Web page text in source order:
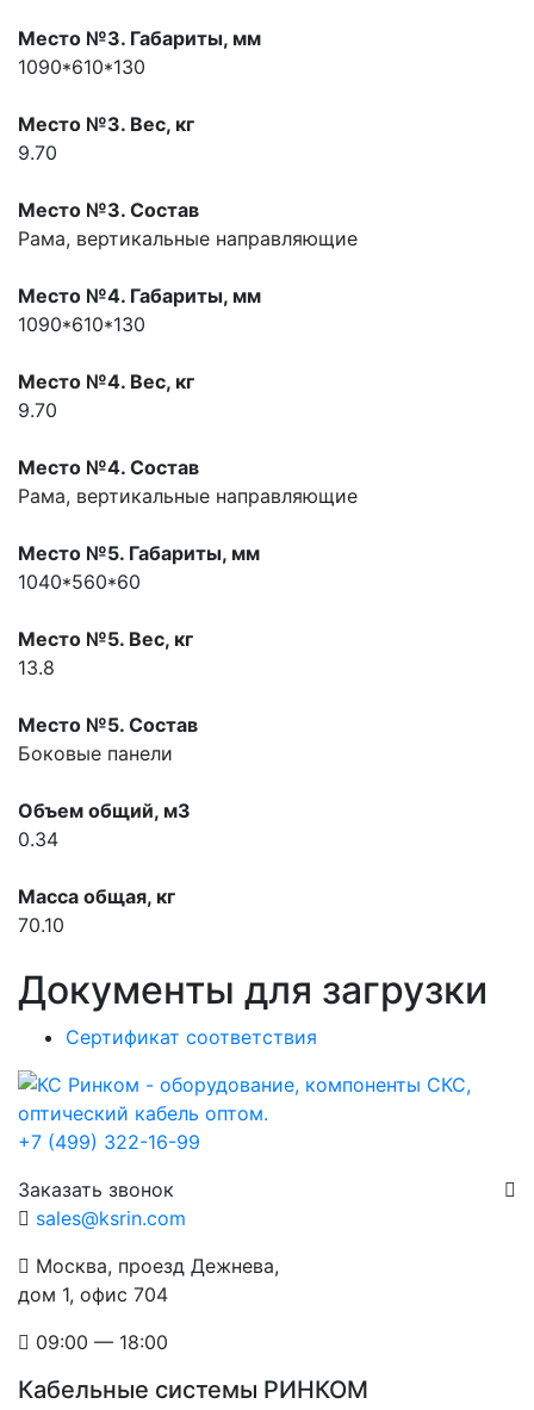
Место №3. Габариты, мм
1090*610*130
Место №3. Вес, кг
9.70
Место №3. Состав
Рама, вертикальные направляющие
Место №4. Габариты, мм
1090*610*130
Место №4. Вес, кг
9.70
Место №4. Состав
Рама, вертикальные направляющие
Место №5. Габариты, мм
1040*560*60
Место №5. Вес, кг
13.8
Место №5. Состав
Боковые панели
Объем общий, м3
0.34
Масса общая, кг
70.10
Документы для загрузки
Сертификат соответствия
+7 (499) 322-16-99
Заказать звонок
sales@ksrin.com
Москва, проезд Дежнева,
дом 1, офис 704
09:00 — 18:00
Кабельные системы РИНКОМ